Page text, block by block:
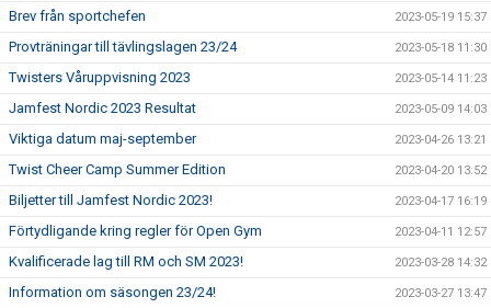
Brev från sportchefen 2023-05-19 15:37
Provträningar till tävlingslagen 23/24 2023-05-18 11:30
Twisters Våruppvisning 2023 2023-05-14 11:23
Jamfest Nordic 2023 Resultat 2023-05-09 14:03
Viktiga datum maj-september 2023-04-26 13:21
Twist Cheer Camp Summer Edition 2023-04-20 13:52
Biljetter till Jamfest Nordic 2023! 2023-04-17 16:19
Förtydligande kring regler för Open Gym 2023-04-11 12:57
Kvalificerade lag till RM och SM 2023! 2023-03-28 14:32
Information om säsongen 23/24! 2023-03-27 13:47